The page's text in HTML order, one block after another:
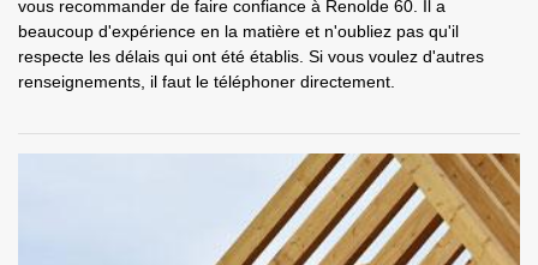
vous recommander de faire confiance à Renolde 60. Il a
beaucoup d'expérience en la matière et n'oubliez pas qu'il
respecte les délais qui ont été établis. Si vous voulez d'autres
renseignements, il faut le téléphoner directement.